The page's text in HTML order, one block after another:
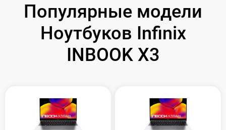
Популярные модели
Ноутбуков Infinix
INBOOK X3